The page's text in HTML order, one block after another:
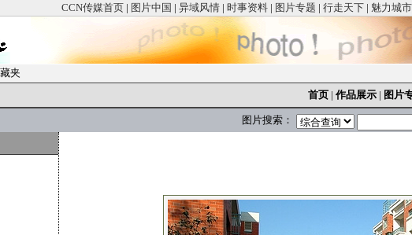
CCN传媒首页 | 图片中国 | 异域风情 | 时事资料 | 图片专题 | 行走天下 | 魅力城市
夹
首页 | 作品展示 | 图片
图片搜索：